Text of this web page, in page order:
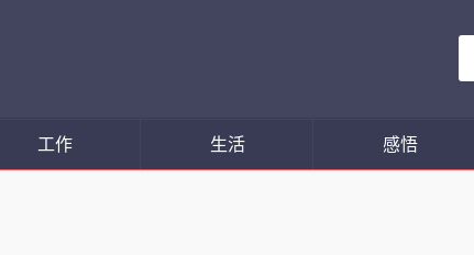
工作 生活 感悟